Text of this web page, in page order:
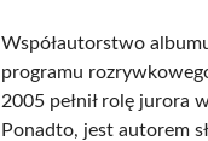
Współautorstwo
programu
2005 pełnił rolę jurora
Ponadto, jest autorem